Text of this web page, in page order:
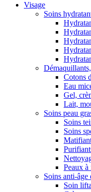
Visage
Soins
Cotons
Eau
Gel,
Lait,
Soins peau
Soins
Soins
Peaux
Soins anti-âge
Soin